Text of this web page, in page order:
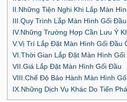
II.Những Tiện Nghi Khi Lắp Màn
III.Quy Trình Lắp Màn Hình Gối
IV.Những Trường Hợp Cần Lưu Ý
V.Vị Trí Lắp Đặt Màn Hình Gối Đầu
VI.Thời Gian Lắp Đặt Màn Hình Gối
VII.Giá Lắp Đặt Màn Hình Gối Đầu
VIII.Chế Độ Bảo Hành Màn Hình
IX.Những Dịch Vụ Khác Do Tiến